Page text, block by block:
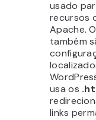
usado
recursos
Apache.
também
usa os
links